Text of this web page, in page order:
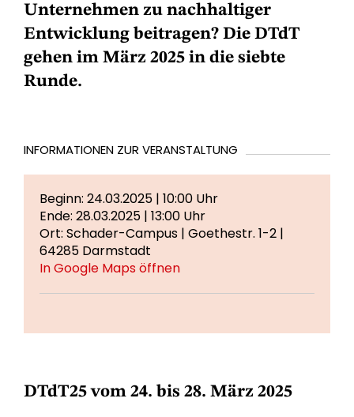
Unternehmen zu nachhaltiger
Entwicklung beitragen? Die DTdT
gehen im März 2025 in die siebte
Runde.
INFORMATIONEN ZUR VERANSTALTUNG
Beginn: 24.03.2025 | 10:00 Uhr
Ende: 28.03.2025 | 13:00 Uhr
Ort: Schader-Campus | Goethestr. 1-2 |
64285 Darmstadt
In Google Maps öffnen
DTdT25 vom 24. bis 28. März 2025